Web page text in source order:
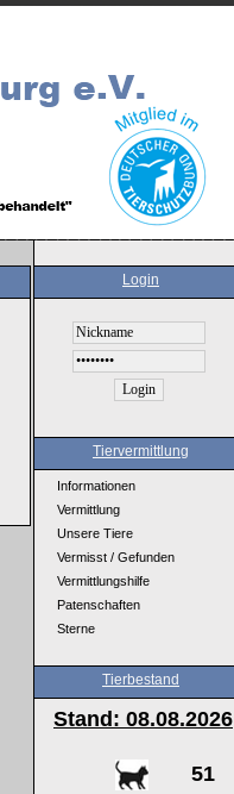
Login
Tiervermittlung
Informationen
Vermittlung
Unsere Tiere
Vermisst / Gefunden
Vermittlungshilfe
Patenschaften
Sterne
Tierbestand
Stand: 08.08.2026
51